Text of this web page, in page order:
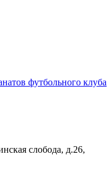
слобода, д.26,